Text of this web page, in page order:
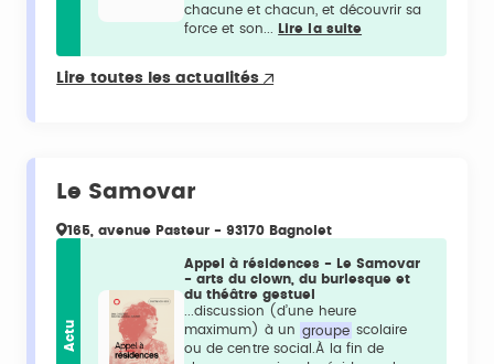
chacune et chacun, et découvrir sa
force et son...
Lire la suite
Lire toutes les actualités
Le Samovar
165, avenue Pasteur - 93170 Bagnolet
Actu
Appel à résidences - Le Samovar
- arts du clown, du burlesque et
du théâtre gestuel
...discussion (d’une heure
maximum) à un groupe scolaire
ou de centre social.À la fin de